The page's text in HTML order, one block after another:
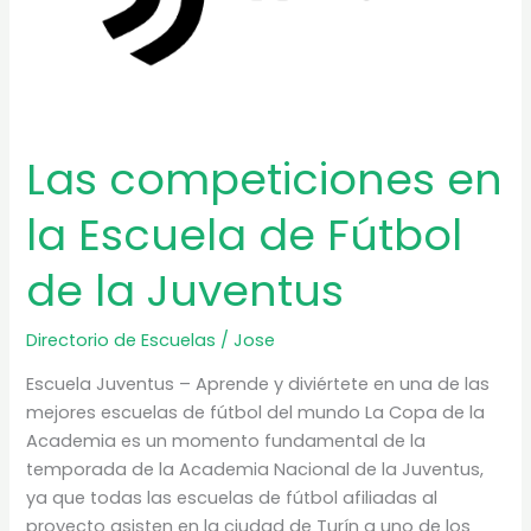
Las competiciones en
la Escuela de Fútbol
de la Juventus
Directorio de Escuelas /Jose
Escuela Juventus – Aprende y diviértete en una de las
mejores escuelas de fútbol del mundo La Copa de la
Academia es un momento fundamental de la
temporada de la Academia Nacional de la Juventus,
ya que todas las escuelas de fútbol afiliadas al